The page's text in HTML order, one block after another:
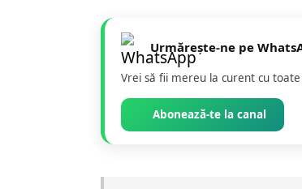
Urmărește-ne pe
Vrei să fii mereu la curent cu
Abonează-te la canal